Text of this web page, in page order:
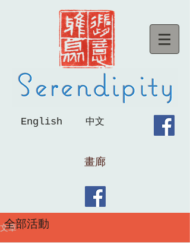
English 中文
畫廊
文章
全部活動